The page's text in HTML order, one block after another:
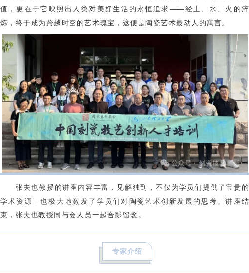
值，更在于它映照出人类对美好生活的永恒追求——经土、水、火的淬
炼，终于成为跨越时空的艺术瑰宝，这便是陶瓷艺术最动人的寓言。
张夫也教授的讲座内容丰富，见解独到，不仅为学员们提供了宝贵的
学术资源，也极大地激发了学员们对陶瓷艺术创新发展的思考。讲座结
束，张夫也教授同与会人员一起合影留念。
专家介绍